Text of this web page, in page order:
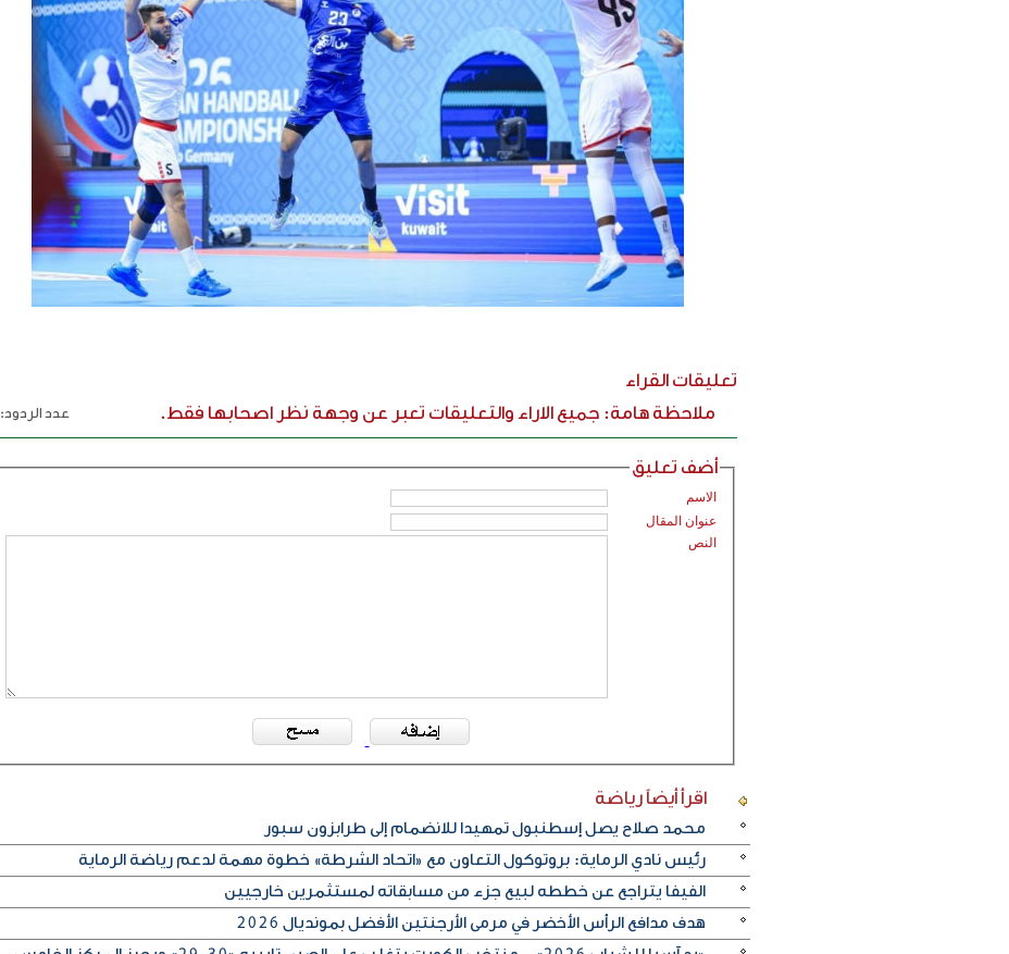
تعليقات القراء
ملاحظة هامة: جميع الاراء والتعليقات تعبر عن وجهة نظر اصحابها فقط.
عدد الردود: 0
أضف تعليق
الاسم
عنوان المقال
النص
اقرأ أيضاًرياضة
محمد صلاح يصل إسطنبول تمهيدا للانضمام إلى طرابزون سبور
رئيس نادي الرماية: بروتوكول التعاون مع «اتحاد الشرطة» خطوة مهمة لدعم رياضة الرماية
الفيفا يتراجع عن خططه لبيع جزء من مسابقاته لمستثمرين خارجيين
هدف مدافع الرأس الأخضر في مرمى الأرجنتين الأفضل بمونديال 2026